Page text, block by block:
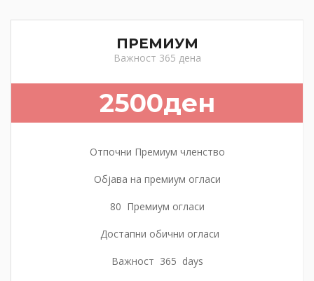
ПРЕМИУМ
Важност 365 дена
2500ден
Отпочни Премиум членство
Објава на премиум огласи
80 Премиум огласи
Достапни обични огласи
Важност 365 days